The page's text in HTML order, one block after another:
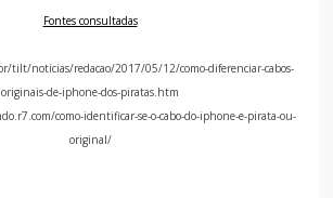
Fontes consultadas
tilt/noticias/redacao/2017/05/12/como-diferenciar-cabos-
originais-de-iphone-dos-piratas.htm
como-identificar-se-o-cabo-do-iphone-e-pirata-ou-
original/